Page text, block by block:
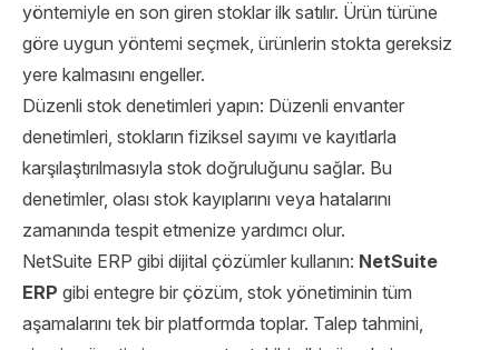
yöntemiyle en son giren stoklar ilk satılır. Ürün türüne
göre uygun yöntemi seçmek, ürünlerin stokta gereksiz
yere kalmasını engeller.
Düzenli stok denetimleri yapın: Düzenli envanter
denetimleri, stokların fiziksel sayımı ve kayıtlarla
karşılaştırılmasıyla stok doğruluğunu sağlar. Bu
denetimler, olası stok kayıplarını veya hatalarını
zamanında tespit etmenize yardımcı olur.
NetSuite ERP gibi dijital çözümler kullanın: NetSuite
ERP gibi entegre bir çözüm, stok yönetiminin tüm
aşamalarını tek bir platformda toplar. Talep tahmini,